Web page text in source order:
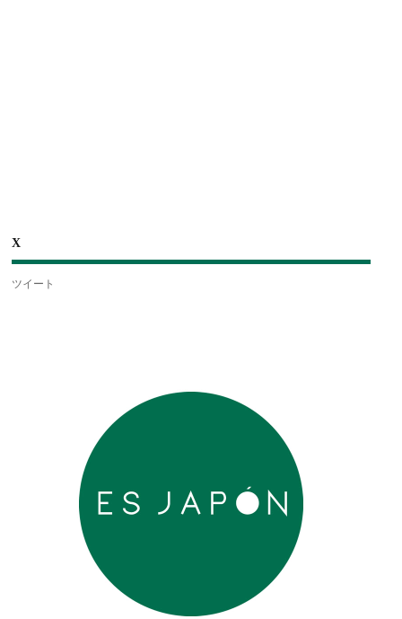
X
ツイート